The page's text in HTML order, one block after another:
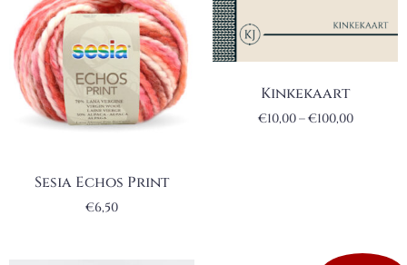
Sesia Echos Print
€6,50
Kinkekaart
€10,00–€100,00